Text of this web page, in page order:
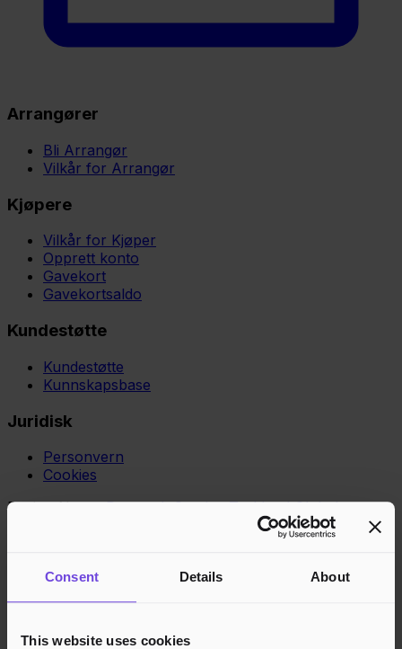
Consent Details About
This website uses cookies
Arrangører
Bli Arrangør
Vilkår for Arrangør
Kjøpere
Vilkår for Kjøper
Opprett konto
Gavekort
Gavekortsaldo
Kundestøtte
Kundestøtte
Kunnskapsbase
Juridisk
Personvern
Cookies
Region Norge Danmark Sverige Tyskland Global
Svenska Deutsch Français
Rask og sikker betalingsbehandling